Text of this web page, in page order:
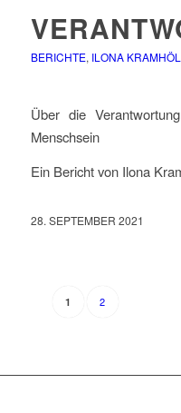
BERICHTE, ILONA
Über die
Menschsein
Ein Bericht von Ilona
28. SEPTEMBER 2021
1 2